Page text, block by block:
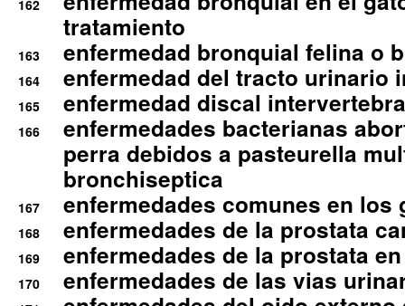
162
tratamiento
163 enfermedad bronquial felina o
164 enfermedad del tracto urinario
165 enfermedad discal
166
enfermedades bacterianas
perra debidos a pasteurella
bronchiseptica
167 enfermedades comunes en los
168 enfermedades de la prostata
169 enfermedades de la prostata
170 enfermedades de las vias